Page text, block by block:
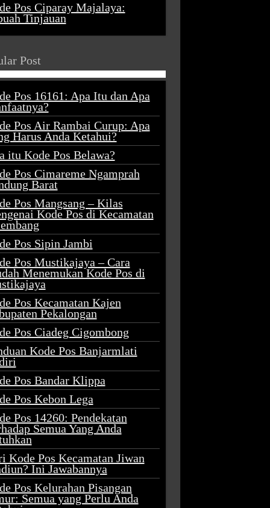
Pos Ciparay Majalaya:
Tinjauan
Post
Pos 16161: Apa Itu dan Apa
Pos Air Rambai Curup: Apa
Harus Anda Ketahui?
itu Kode Pos Belawa?
Pos Cimareme Ngamprah
Barat
Pos Mangsang – Kilas
Kode Pos di Kecamatan
Pos Sipin Jambi
Pos Mustikajaya – Cara
Menemukan Kode Pos di
Pos Kecamatan Kajen
Pekalongan
Pos Ciadeg Cigombong
Kode Pos Banjarmlati
Pos Bandar Klippa
Pos Kebon Lega
Pos 14260: Pendekatan
Semua Yang Anda
Kode Pos Kecamatan Jiwan
Ini Jawabannya
Pos Kelurahan Pisangan
Semua yang Perlu Anda